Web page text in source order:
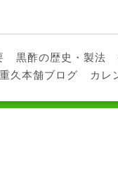
黒酢の歴史・製法
重久本舗ブログ カレ